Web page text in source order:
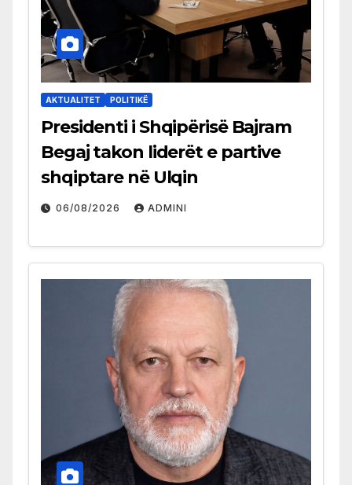
AKTUALITET POLITIKË
Presidenti i Shqipërisë Bajram
Begaj takon liderët e partive
shqiptare në Ulqin
06/08/2026 ADMINI